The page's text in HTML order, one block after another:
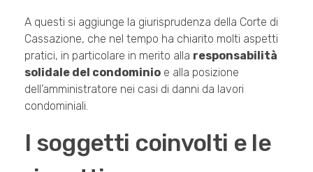
A questi si aggiunge la giurisprudenza della Corte di
Cassazione, che nel tempo ha chiarito molti aspetti
pratici, in particolare in merito alla responsabilità
solidale del condominio e alla posizione
dell’amministratore nei casi di danni da lavori
condominiali.
I soggetti coinvolti e le